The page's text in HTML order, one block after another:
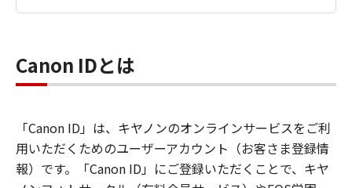
Canon IDとは
「Canon ID」は、キヤノンのオンラインサービスをご利
用いただくためのユーザーアカウント（お客さま登録情
報）です。「Canon ID」にご登録いただくことで、キヤ